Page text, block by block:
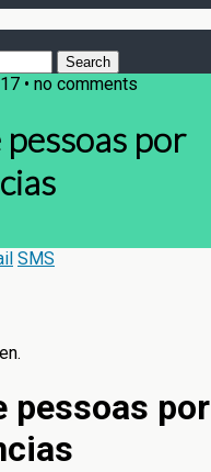
• no comments
por
SMS
pessoas por